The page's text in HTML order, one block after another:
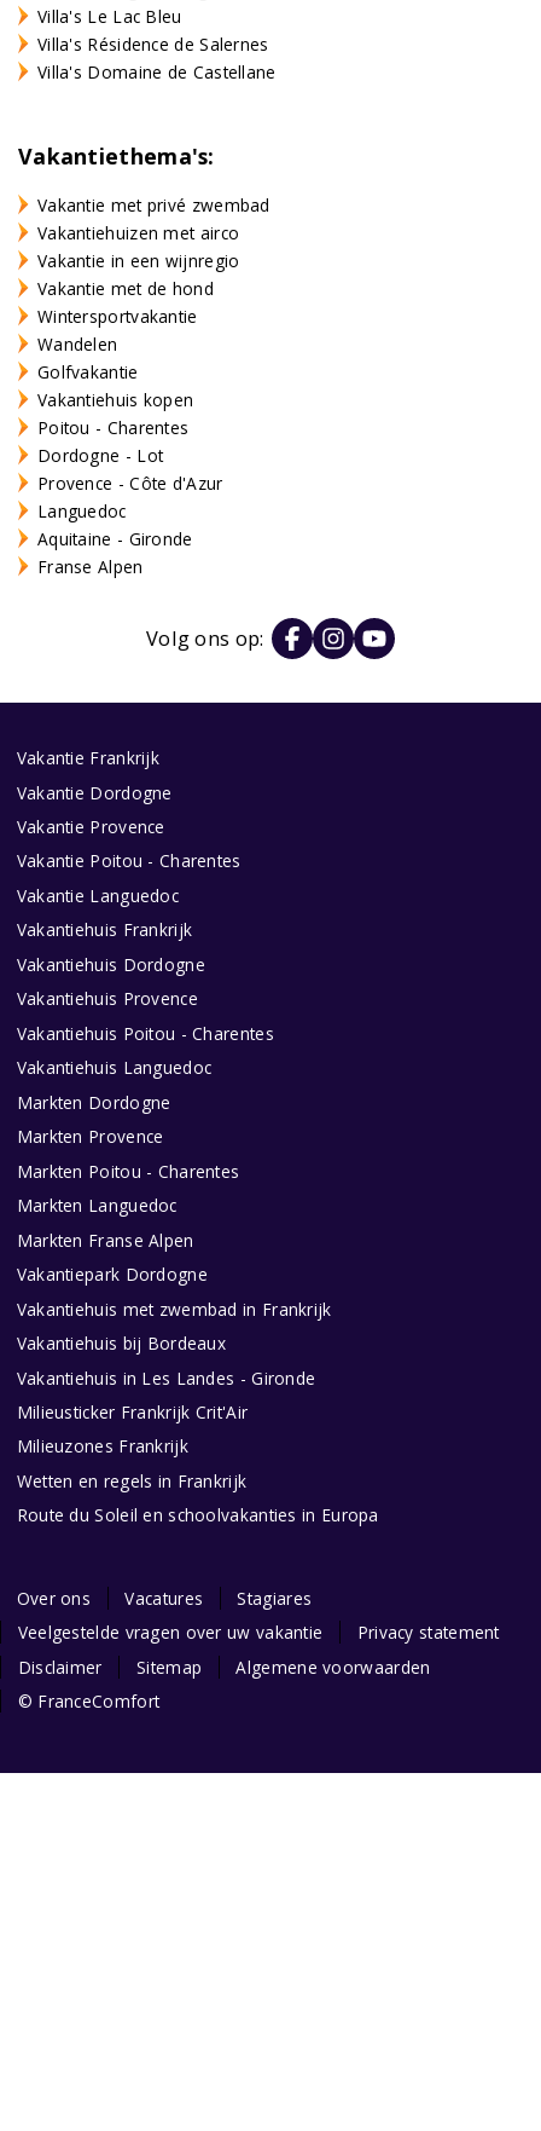
Villa's Le Lac Bleu
Villa's Résidence de Salernes
Villa's Domaine de Castellane
Vakantiethema's:
Vakantie met privé zwembad
Vakantiehuizen met airco
Vakantie in een wijnregio
Vakantie met de hond
Wintersportvakantie
Wandelen
Golfvakantie
Vakantiehuis kopen
Poitou - Charentes
Dordogne - Lot
Provence - Côte d'Azur
Languedoc
Aquitaine - Gironde
Franse Alpen
Volg ons op:
Vakantie Frankrijk
Vakantie Dordogne
Vakantie Provence
Vakantie Poitou - Charentes
Vakantie Languedoc
Vakantiehuis Frankrijk
Vakantiehuis Dordogne
Vakantiehuis Provence
Vakantiehuis Poitou - Charentes
Vakantiehuis Languedoc
Markten Dordogne
Markten Provence
Markten Poitou - Charentes
Markten Languedoc
Markten Franse Alpen
Vakantiepark Dordogne
Vakantiehuis met zwembad in Frankrijk
Vakantiehuis bij Bordeaux
Vakantiehuis in Les Landes - Gironde
Milieusticker Frankrijk Crit'Air
Milieuzones Frankrijk
Wetten en regels in Frankrijk
Route du Soleil en schoolvakanties in Europa
Over ons Vacatures
Stagiares
Veelgestelde vragen over uw vakantie
Privacy statement
Disclaimer
Sitemap
Algemene voorwaarden
© FranceComfort